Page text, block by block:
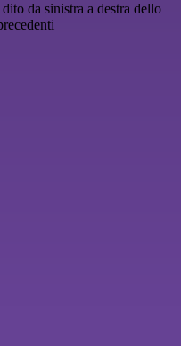
da sinistra a destra dello